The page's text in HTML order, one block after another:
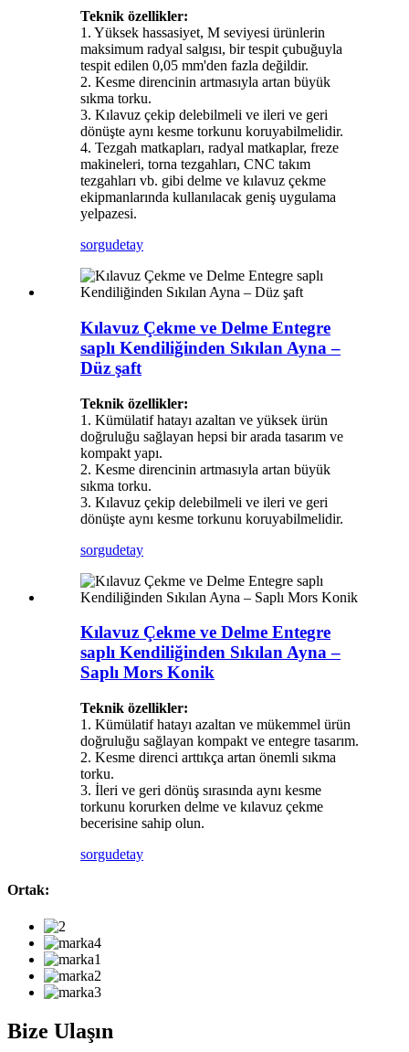
Teknik özellikler:
1. Yüksek hassasiyet, M seviyesi ürünlerin
maksimum radyal salgısı, bir tespit çubuğuyla
tespit edilen 0,05 mm'den fazla değildir.
2. Kesme direncinin artmasıyla artan büyük
sıkma torku.
3. Kılavuz çekip delebilmeli ve ileri ve geri
dönüşte aynı kesme torkunu koruyabilmelidir.
4. Tezgah matkapları, radyal matkaplar, freze
makineleri, torna tezgahları, CNC takım
tezgahları vb. gibi delme ve kılavuz çekme
ekipmanlarında kullanılacak geniş uygulama
yelpazesi.
sorgudetay
Kılavuz Çekme ve Delme Entegre
saplı Kendiliğinden Sıkılan Ayna –
Düz şaft
Teknik özellikler:
1. Kümülatif hatayı azaltan ve yüksek ürün
doğruluğu sağlayan hepsi bir arada tasarım ve
kompakt yapı.
2. Kesme direncinin artmasıyla artan büyük
sıkma torku.
3. Kılavuz çekip delebilmeli ve ileri ve geri
dönüşte aynı kesme torkunu koruyabilmelidir.
sorgudetay
Kılavuz Çekme ve Delme Entegre
saplı Kendiliğinden Sıkılan Ayna –
Saplı Mors Konik
Teknik özellikler:
1. Kümülatif hatayı azaltan ve mükemmel ürün
doğruluğu sağlayan kompakt ve entegre tasarım.
2. Kesme direnci arttıkça artan önemli sıkma
torku.
3. İleri ve geri dönüş sırasında aynı kesme
torkunu korurken delme ve kılavuz çekme
becerisine sahip olun.
sorgudetay
Ortak:
Bize Ulaşın